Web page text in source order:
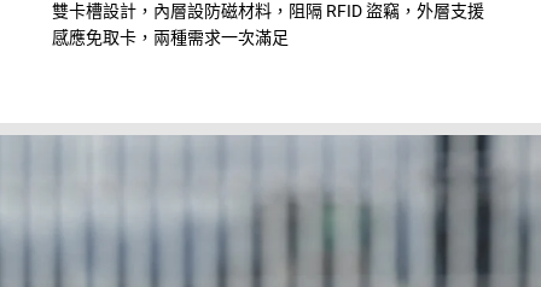
雙卡槽設計，內層設防磁材料，阻隔 RFID 盜竊，外層支援
感應免取卡，兩種需求一次滿足